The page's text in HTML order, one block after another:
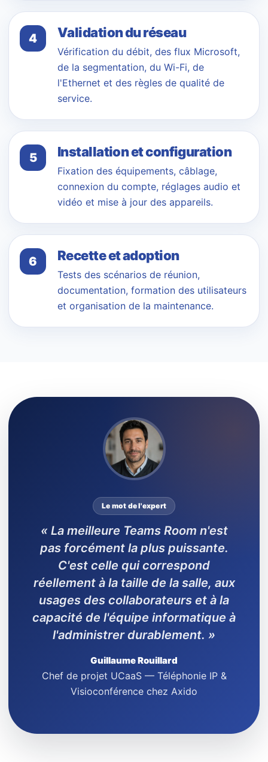
4 Validation du réseau
Vérification du débit, des flux Microsoft,
de la segmentation, du Wi-Fi, de
l'Ethernet et des règles de qualité de
service.
5 Installation et configuration
Fixation des équipements, câblage,
connexion du compte, réglages audio et
vidéo et mise à jour des appareils.
6 Recette et adoption
Tests des scénarios de réunion,
documentation, formation des utilisateurs
et organisation de la maintenance.
Le mot de l'expert
« La meilleure Teams Room n'est
pas forcément la plus puissante.
C'est celle qui correspond
réellement à la taille de la salle, aux
usages des collaborateurs et à la
capacité de l'équipe informatique à
l'administrer durablement. »
Guillaume Rouillard
Chef de projet UCaaS — Téléphonie IP &
Visioconférence chez Axido